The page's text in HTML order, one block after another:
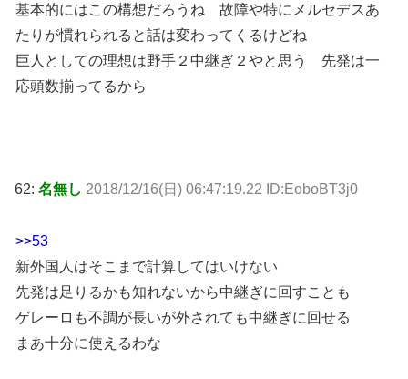
基本的にはこの構想だろうね 故障や特にメルセデスあ
たりが慣れられると話は変わってくるけどね
巨人としての理想は野手２中継ぎ２やと思う 先発は一
応頭数揃ってるから
62: 名無し 2018/12/16(日) 06:47:19.22 ID:EoboBT3j0
>>53
新外国人はそこまで計算してはいけない
先発は足りるかも知れないから中継ぎに回すことも
ゲレーロも不調が長いが外されても中継ぎに回せる
まあ十分に使えるわな